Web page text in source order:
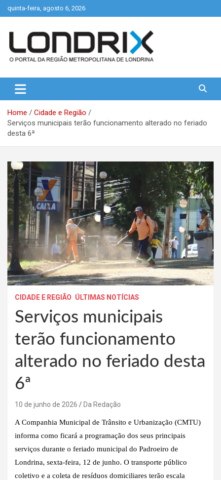
to
quinta-feira, agosto 6, 2026
Londrix
Home
Cidade e Região
Serviços municipais terão funcionamento alterado no feriado
desta 6ª
CIDADE E REGIÃO ÚLTIMAS NOTÍCIAS
Serviços municipais
terão funcionamento
alterado no feriado desta
6ª
10 de junho de 2026 Da Redação
A Companhia Municipal de Trânsito e Urbanização (CMTU)
informa como ficará a programação dos seus principais
serviços durante o feriado municipal do Padroeiro de
Londrina, sexta-feira, 12 de junho. O transporte público
coletivo e a coleta de resíduos domiciliares terão escala